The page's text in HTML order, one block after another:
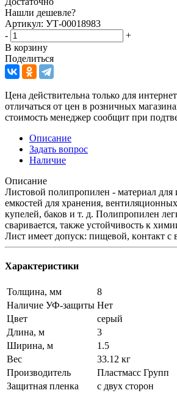
Нашли дешевле?
Артикул: УТ-00018983
-
+
В корзину
Поделиться
Цена действительна только для
отличаться от цен в розничных
стоимость менеджер сообщит при
Описание
Задать вопрос
Наличие
Описание
Листовой полипропилен - материал для
емкостей для хранения,
купелей, баков и т. д. Полипропилен
сваривается, также устойчивость к
Лист имеет допуск: пищевой, кoнтакт c
Характеристики
Толщина, мм
8
Наличие УФ-защиты Нет
Цвет
серый
Длина, м
3
Ширина, м
1.5
Вес
33.12 кг
Производитель
Пластмасс Групп
Защитная пленка
с двух сторон